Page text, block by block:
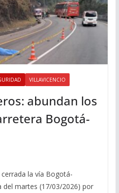
VILLAVICENCIO
abundan los
Bogotá-
la vía Bogotá-
del martes (17/03/2026) por